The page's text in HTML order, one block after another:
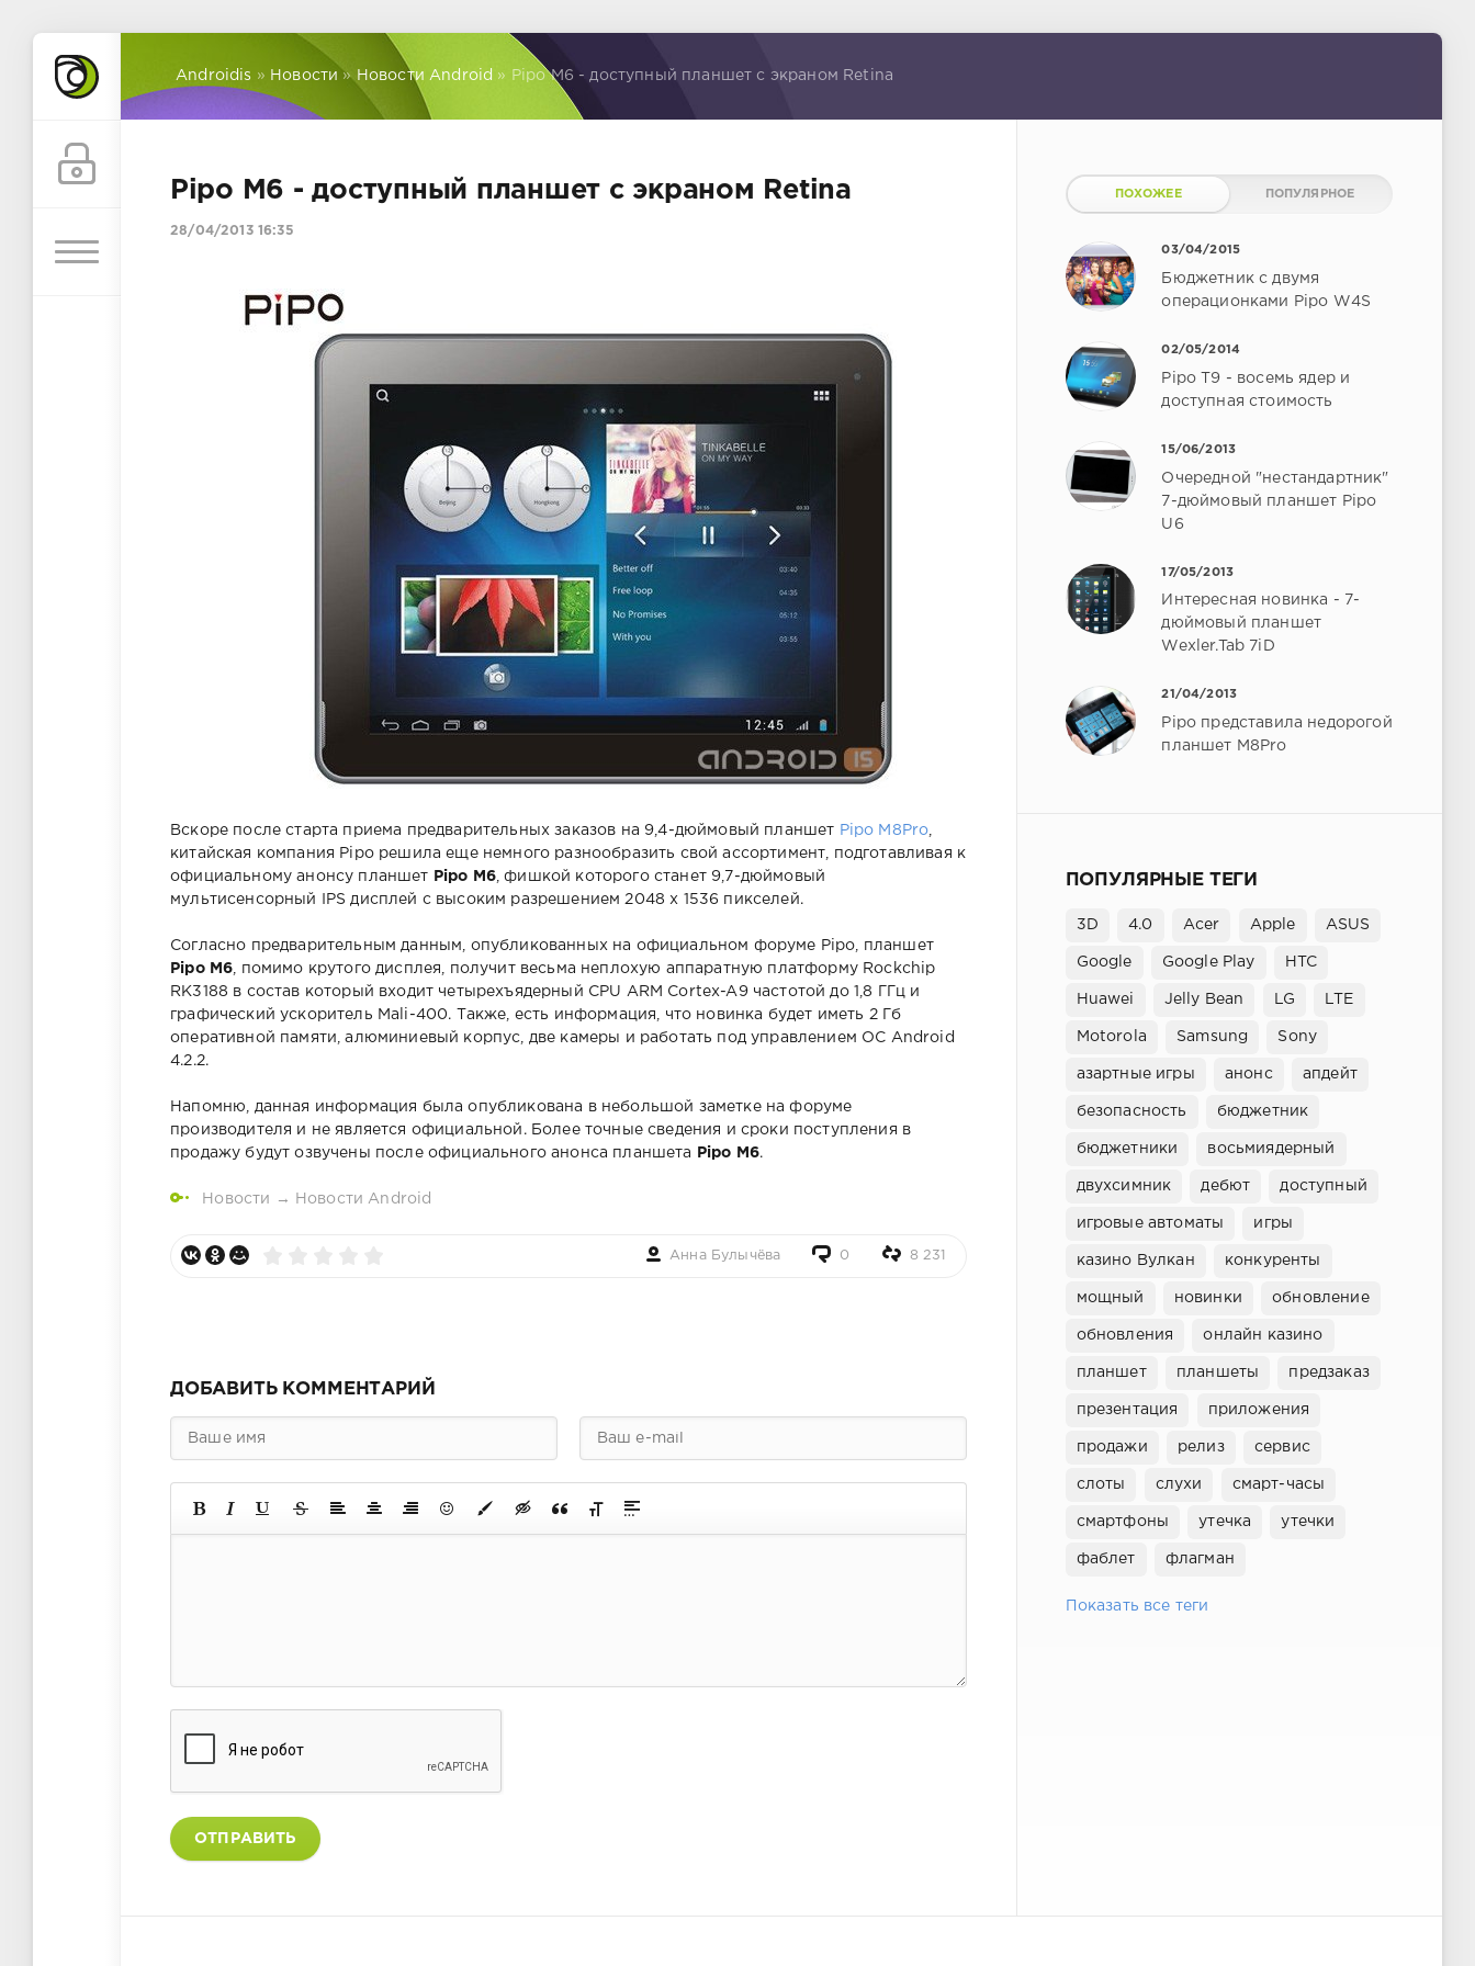
Androidis » Новости » Новости Android » Pipo M6 - доступный планшет с экраном Retina
Pipo M6 - доступный планшет с экраном Retina
28/04/2013 16:35
Вскоре после старта приема предварительных заказов на 9,4-дюймовый планшет Pipo M8Pro
китайская компания Pipo решила еще немного разнообразить свой ассортимент, подготавливая к
официальному анонсу планшет
Pipo M6, фишкой которого станет 9,7-дюймовый
мультисенсорный IPS дисплей с высоким разрешением 2048 х 1536 пикселей.
Согласно предварительным данным, опубликованных на официальном форуме Pipo, планшет
Pipo M6 , помимо крутого дисплея, получит весьма неплохую аппаратную платформу Rockchip
RK3188 в состав который входит четырехъядерный CPU ARM Cortex-A9 частотой до 1,8 ГГц и
графический ускоритель Mali-400. Также, есть информация, что новинка будет иметь 2 Гб
оперативной памяти, алюминиевый корпус, две камеры и работать под управлением ОС Android
4.2.2.
Напомню, данная информация была опубликована в небольшой заметке на форуме
производителя и не является официальной. Более точные сведения и сроки поступления в
продажу будут озвучены после официального анонса планшета
Pipo M6.
Новости → Новости Android
Анна Булычёва 0 8 231
ДОБАВИТЬ КОММЕНТАРИЙ
ОТПРАВИТЬ
ПОХОЖЕЕ ПОПУЛЯРНОЕ
03/04/2015
Бюджетник с двумя
операционками Pipo W4S
02/05/2014
Pipo T9 - восемь ядер и
доступная стоимость
15/06/2013
Очередной "нестандартник"
7-дюймовый планшет Pipo
U6
17/05/2013
Интересная новинка - 7-
дюймовый планшет
Wexler.Tab 7iD
21/04/2013
Pipo представила недорогой
планшет M8Pro
ПОПУЛЯРНЫЕ ТЕГИ
3D 4.0 Acer Apple ASUS
Google Google Play HTC
Huawei Jelly Bean LG LTE
Motorola Samsung Sony
азартные игры анонс апдейт
безопасность бюджетник
бюджетники восьмиядерный
двухсимник дебют доступный
игровые автоматы игры
казино Вулкан конкуренты
мощный новинки обновление
обновления онлайн казино
планшет планшеты предзаказ
презентация приложения
продажи релиз сервис
слоты слухи смарт-часы
смартфоны утечка утечки
фаблет флагман
Показать все теги